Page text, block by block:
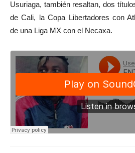
Usuriaga, también resaltan, dos
de Cali, la Copa Libertadores con
de una Liga MX con el Necaxa.